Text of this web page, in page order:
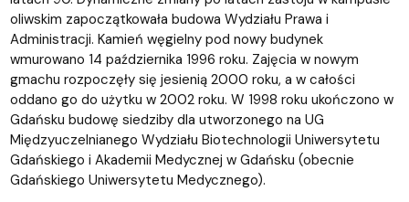
oliwskim zapoczątkowała budowa Wydziału Prawa i
Administracji. Kamień węgielny pod nowy budynek
wmurowano 14 października 1996 roku. Zajęcia w nowym
gmachu rozpoczęły się jesienią 2000 roku, a w całości
oddano go do użytku w 2002 roku. W 1998 roku ukończono w
Gdańsku budowę siedziby dla utworzonego na UG
Międzyuczelnianego Wydziału Biotechnologii Uniwersytetu
Gdańskiego i Akademii Medycznej w Gdańsku (obecnie
Gdańskiego Uniwersytetu Medycznego).